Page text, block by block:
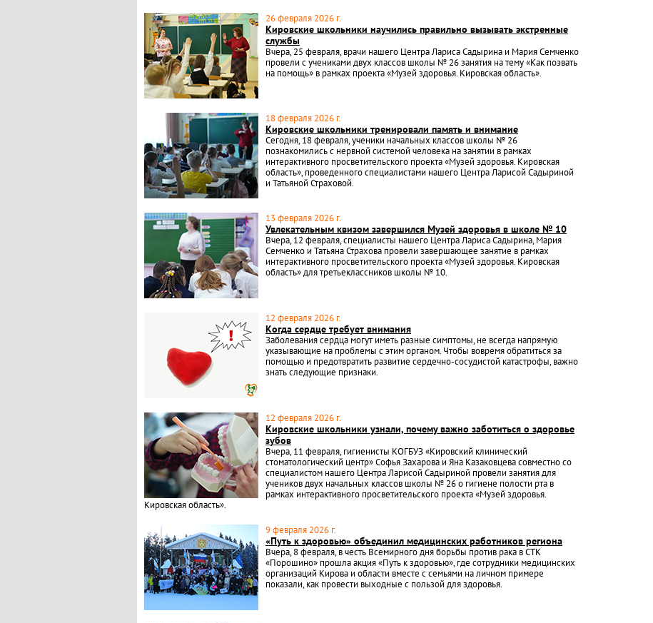
26 февраля 2026 г.
Кировские школьники научились правильно вызывать экстренные
службы
Вчера, 25 февраля, врачи нашего Центра Лариса Садырина и Мария Семченко
провели с учениками двух классов школы № 26 занятия на тему «Как позвать
на помощь» в рамках проекта «Музей здоровья. Кировская область».
18 февраля 2026 г.
Кировские школьники тренировали память и внимание
Сегодня, 18 февраля, ученики начальных классов школы № 26
познакомились с нервной системой человека на занятии в рамках
интерактивного просветительского проекта «Музей здоровья. Кировская
область», проведенного специалистами нашего Центра Ларисой Садыриной
и Татьяной Страховой.
13 февраля 2026 г.
Увлекательным квизом завершился Музей здоровья в школе № 10
Вчера, 12 февраля, специалисты нашего Центра Лариса Садырина, Мария
Семченко и Татьяна Страхова провели завершающее занятие в рамках
интерактивного просветительского проекта «Музей здоровья. Кировская
область» для третьеклассников школы № 10.
12 февраля 2026 г.
Когда сердце требует внимания
Заболевания сердца могут иметь разные симптомы, не всегда напрямую
указывающие на проблемы с этим органом. Чтобы вовремя обратиться за
помощью и предотвратить развитие сердечно-сосудистой катастрофы, важно
знать следующие признаки.
12 февраля 2026 г.
Кировские школьники узнали, почему важно заботиться о здоровье
зубов
Вчера, 11 февраля, гигиенисты КОГБУЗ «Кировский клинический
стоматологический центр» Софья Захарова и Яна Казаковцева совместно со
специалистом нашего Центра Ларисой Садыриной провели занятия для
учеников двух начальных классов школы № 26 о гигиене полости рта в
рамках интерактивного просветительского проекта «Музей здоровья.
Кировская область».
9 февраля 2026 г.
«Путь к здоровью» объединил медицинских работников региона
Вчера, 8 февраля, в честь Всемирного дня борьбы против рака в СТК
«Порошино» прошла акция «Путь к здоровью», где сотрудники медицинских
организаций Кирова и области вместе с семьями на личном примере
показали, как провести выходные с пользой для здоровья.